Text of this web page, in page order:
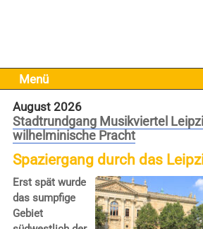
Menü
August 2026
Stadtrundgang Musikviertel
wilhelminische Pracht
Spaziergang durch das
Erst spät wurde
das sumpfige
Gebiet